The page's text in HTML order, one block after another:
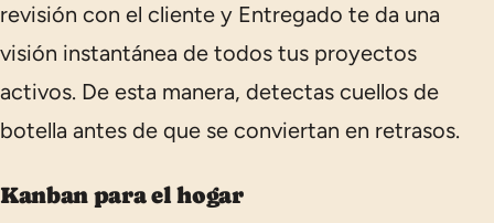
revisión con el cliente y Entregado te da una
visión instantánea de todos tus proyectos
activos. De esta manera, detectas cuellos de
botella antes de que se conviertan en retrasos.
Kanban para el hogar